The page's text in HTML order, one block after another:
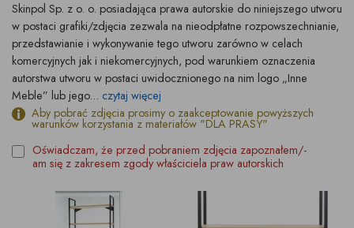
Skinpol Sp. z o. o. posiadająca prawa autorskie do niniejszego utworu
w postaci grafiki/zdjęcia zezwala na nieodpłatne rozpowszechnianie,
przedstawianie i wykonywanie tego utworu zarówno w celach
komercyjnych jak i niekomercyjnych, pod warunkiem oznaczenia
autorstwa utworu w postaci uwidocznionego na nim logo „Inne
Meble” lub jego... czytaj więcej
Aby pobrać zdjęcia prosimy o zaakceptowanie powyższych
warunków korzystania z materiałów "DLA PRASY"
Oświadczam, że przed pobraniem zdjęcia zapoznałem/-
am się z zakresem zgody właściciela praw autorskich